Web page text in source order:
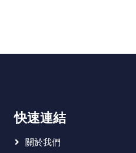
快速連結
關於我們